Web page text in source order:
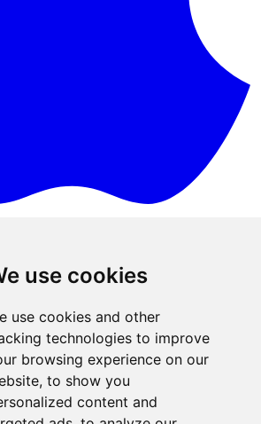
use cookies
use cookies and other
technologies to improve
browsing experience on our
to show you
content and
sesión